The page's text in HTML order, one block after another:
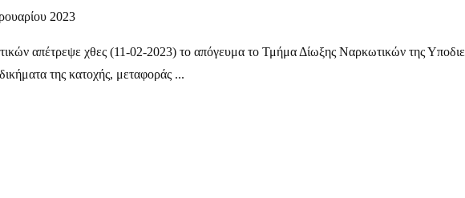
2023
απέτρεψε χθες (11-02-2023) το απόγευμα το Τμήμα Δίωξης Ναρκωτικών της
της κατοχής, μεταφοράς ...